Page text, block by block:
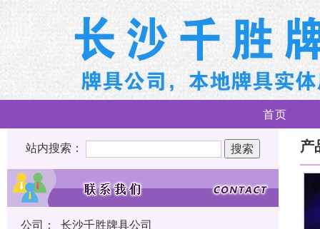
首页
站内搜索：
公司：
长沙千胜牌具公司
产